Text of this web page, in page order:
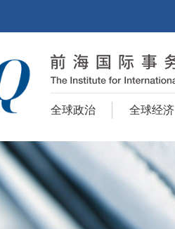
全球政治 全球经济